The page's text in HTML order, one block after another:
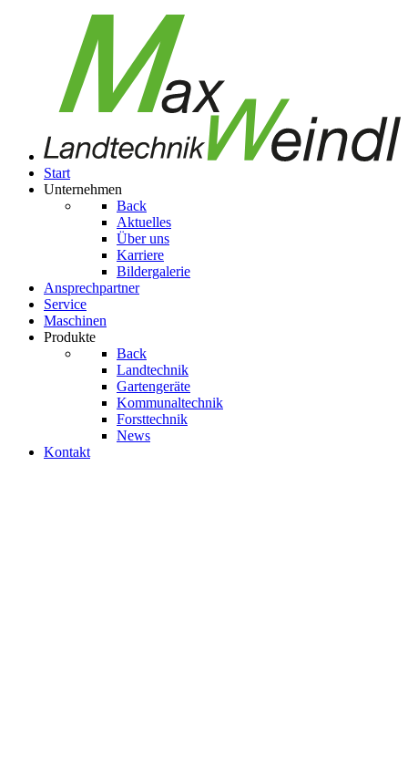
Start
Unternehmen
Back
Aktuelles
Über uns
Karriere
Bildergalerie
Ansprechpartner
Service
Maschinen
Produkte
Back
Landtechnik
Gartengeräte
Kom­mu­nal­tech­nik
Forsttechnik
News
Kontakt